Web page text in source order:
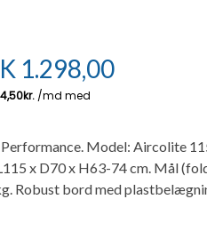
1.298,00
Performance. Model: Aircolite
x D70 x H63-74 cm. Mål
Robust bord med